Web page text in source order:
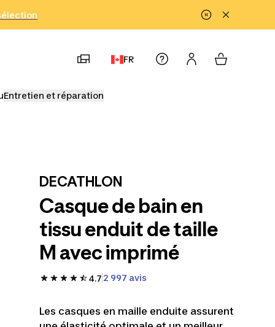
FR
Entretien et réparation
DECATHLON
Casque de bain en
tissu enduit de taille
M avec imprimé
4.7 2 997 avis
Les casques en maille enduite assurent